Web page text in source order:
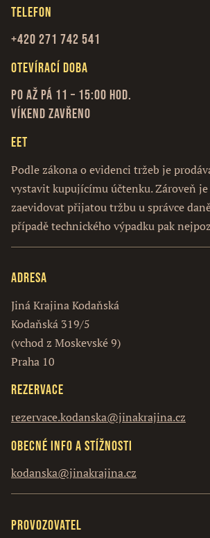
Telefon
+420 271 742 541
Otevírací doba
Po až Pá 11 – 15:00 hod.
Víkend zavřeno
EET
Podle zákona o evidenci tržeb je
vystavit kupujícímu účtenku. Zároveň
zaevidovat přijatou tržbu u správce
případě technického výpadku pak
Adresa
Jiná Krajina Kodaňská
Kodaňská 319/5
(vchod z Moskevské 9)
Praha 10
Rezervace
rezervace.kodanska@jinakrajina.cz
Obecné info a stížnosti
kodanska@jinakrajina.cz
Provozovatel